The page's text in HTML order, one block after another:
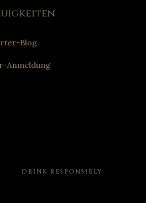
Blog
Anmeldung
DRINK RESPONSIBLY